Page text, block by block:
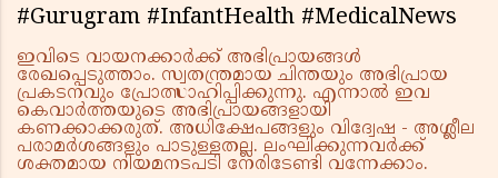
#Gurugram #InfantHealth #MedicalNews
ഇവിടെ വായനക്കാർക്ക് അഭിപ്രായങ്ങൾ
രേഖപ്പെടുത്താം. സ്വതന്ത്രമായ ചിന്തയും അഭിപ്രായ
പ്രകടനവും പ്രോത്സാഹിപ്പിക്കുന്നു. എന്നാൽ ഇവ
കെവാർത്തയുടെ അഭിപ്രായങ്ങളായി
കണക്കാക്കരുത്. അധിക്ഷേപങ്ങളും വിദ്വേഷ - അശ്ലീല
പരാമർശങ്ങളും പാടുള്ളതല്ല. ലംഘിക്കുന്നവർക്ക്
ശക്തമായ നിയമനടപടി നേരിടേണ്ടി വന്നേക്കാം.